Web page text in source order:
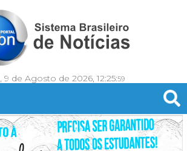
, 9 de Agosto de 2026, 12:26:01